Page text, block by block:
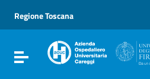
Vai al menu di navigazione
Vai al footer
Regione Toscana
Attiva / disattiva la navigazione